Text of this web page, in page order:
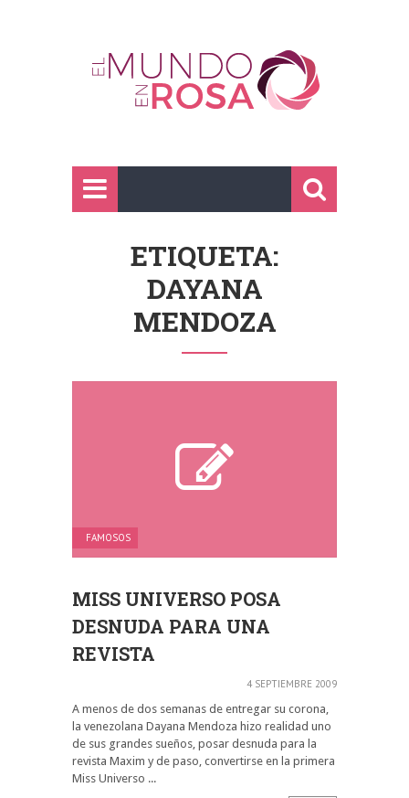
ETIQUETA:
DAYANA
MENDOZA
FAMOSOS
MISS UNIVERSO POSA
DESNUDA PARA UNA
REVISTA
4 SEPTIEMBRE 2009
A menos de dos semanas de entregar su corona,
la venezolana Dayana Mendoza hizo realidad uno
de sus grandes sueños, posar desnuda para la
revista Maxim y de paso, convertirse en la primera
Miss Universo ...